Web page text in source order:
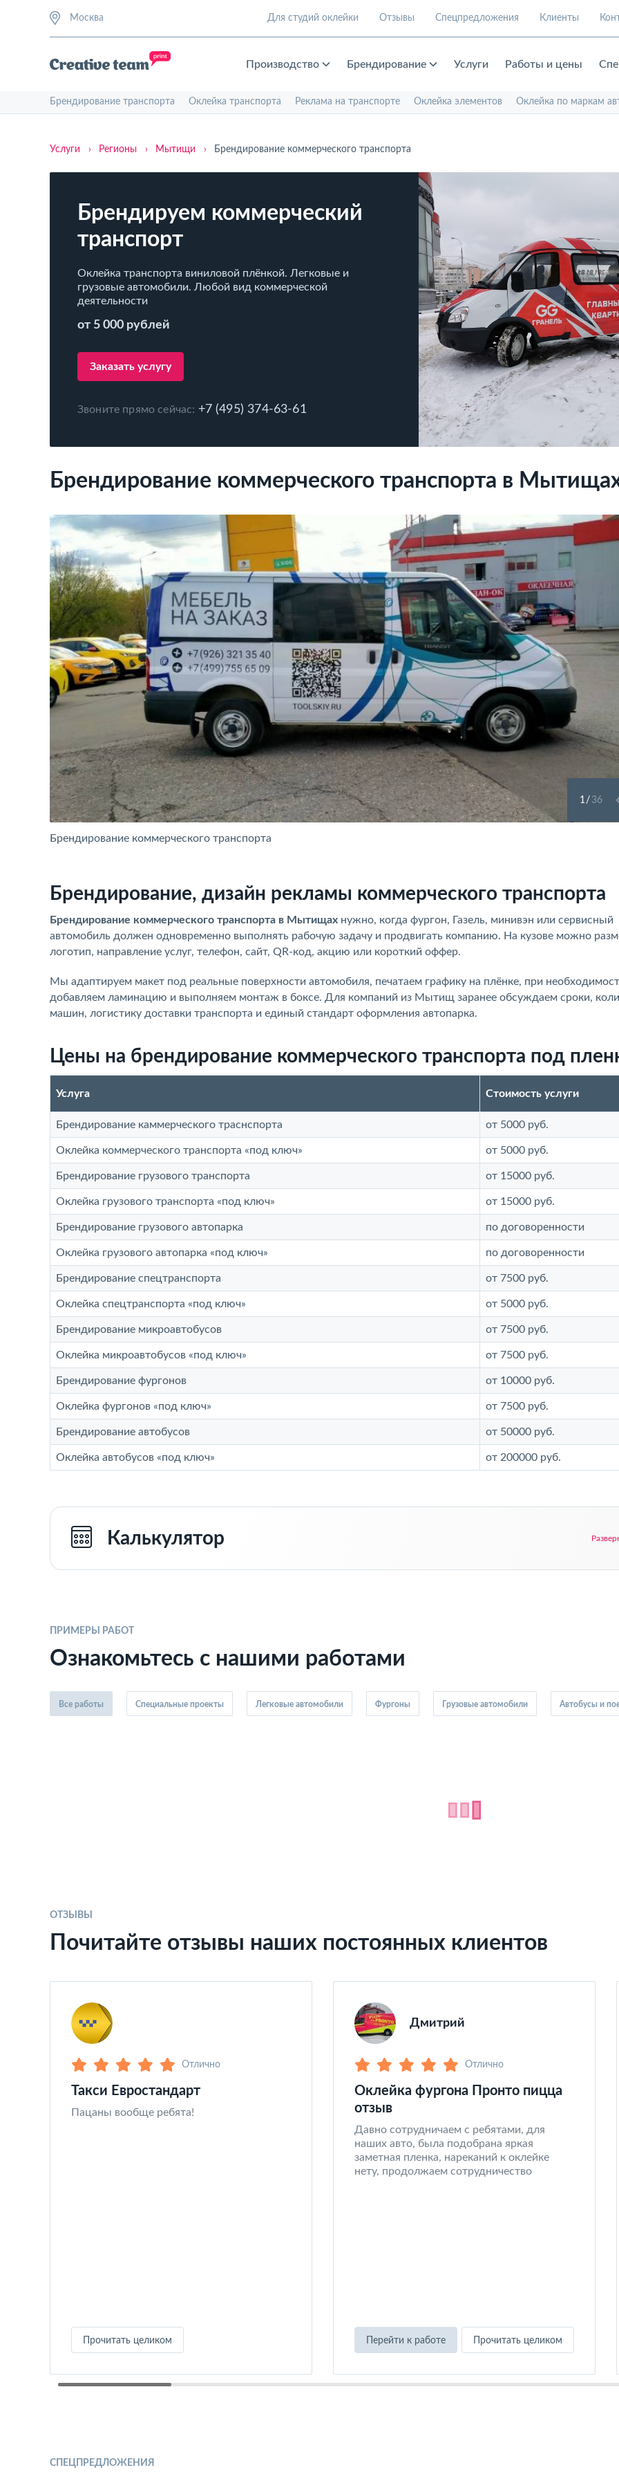
Москва Для студий оклейки Отзывы Спецпредложения Клиенты
Производство Брендирование Услуги Работы и цены
Брендирование транспорта Оклейка транспорта Реклама на транспорте Оклейка элементов Оклейка по маркам
Услуги › Регионы › Мытищи › Брендирование коммерческого транспорта
Брендируем коммерческий
транспорт
Оклейка транспорта виниловой плёнкой. Легковые и
грузовые автомобили. Любой вид коммерческой
деятельности
от 5 000 рублей
Заказать услугу
Звоните прямо сейчас: +7 (495) 374-63-61
Брендирование коммерческого транспорта в
Брендирование коммерческого транспорта
1/36
Брендирование, дизайн рекламы коммерческого транспорта
Брендирование коммерческого транспорта в Мытищах нужно, когда фургон, Газель, минивэн или сервисный
автомобиль должен одновременно выполнять рабочую задачу и продвигать компанию. На кузове можно
логотип, направление услуг, телефон, сайт, QR-код, акцию или короткий оффер.
Мы адаптируем макет под реальные поверхности автомобиля, печатаем графику на плёнке, при
добавляем ламинацию и выполняем монтаж в боксе. Для компаний из Мытищ заранее обсуждаем сроки,
машин, логистику доставки транспорта и единый стандарт оформления автопарка.
Цены на брендирование коммерческого транспорта под
Услуга Стоимость услуги
Брендирование каммерческого траснспорта от 5000 руб.
Оклейка коммерческого транспорта «под ключ» от 5000 руб.
Брендирование грузового транспорта от 15000 руб.
Оклейка грузового транспорта «под ключ» от 15000 руб.
Брендирование грузового автопарка по договоренности
Оклейка грузового автопарка «под ключ» по договоренности
Брендирование спецтранспорта от 7500 руб.
Оклейка спецтранспорта «под ключ» от 5000 руб.
Брендирование микроавтобусов от 7500 руб.
Оклейка микроавтобусов «под ключ» от 7500 руб.
Брендирование фургонов от 10000 руб.
Оклейка фургонов «под ключ» от 7500 руб.
Брендирование автобусов от 50000 руб.
Оклейка автобусов «под ключ» от 200000 руб.
Калькулятор
ПРИМЕРЫ РАБОТ
Ознакомьтесь с нашими работами
Все работы Специальные проекты Легковые автомобили Фургоны Грузовые автомобили Автобусы и
ОТЗЫВЫ
Почитайте отзывы наших постоянных клиентов
Отлично
Такси Евростандарт
Пацаны вообще ребята!
Прочитать целиком
Дмитрий
Отлично
Оклейка фургона Пронто пицца
отзыв
Давно сотрудничаем с ребятами, для
наших авто, была подобрана яркая
заметная пленка, нареканий к оклейке
нету, продолжаем сотрудничество
Перейти к работе Прочитать целиком
СПЕЦПРЕДЛОЖЕНИЯ